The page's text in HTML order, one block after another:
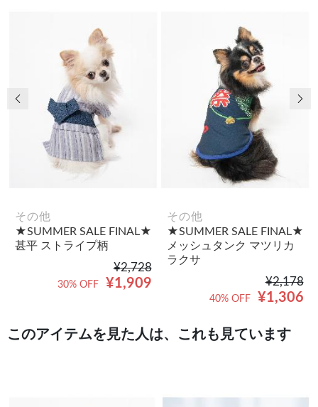
その他
★SUMMER SALE FINAL★
甚平 ストライプ柄
¥2,728
¥1,909
30% OFF
その他
★SUMMER SALE FINAL★
メッシュタンク マツリカ
ラクサ
¥2,178
¥1,306
40% OFF
前の画像 次
このアイテムを見た人は、これも見ています